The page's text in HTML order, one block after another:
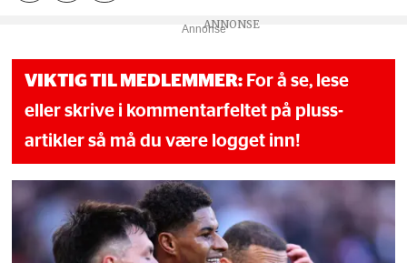
Annonse
VIKTIG TIL MEDLEMMER: For å se, lese
eller skrive i kommentarfeltet på pluss-
artikler så må du være logget inn!